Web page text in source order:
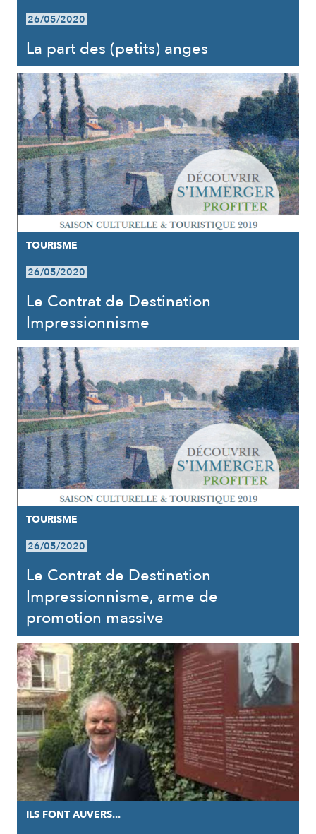
26/05/2020
La part des (petits) anges
TOURISME
26/05/2020
Le Contrat de Destination
Impressionnisme
TOURISME
26/05/2020
Le Contrat de Destination
Impressionnisme, arme de
promotion massive
ILS FONT AUVERS...